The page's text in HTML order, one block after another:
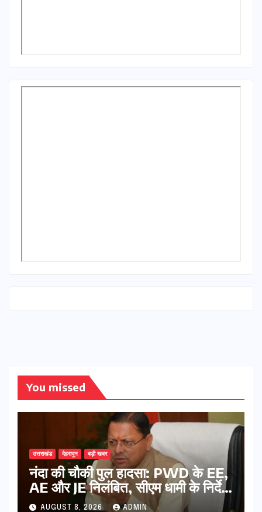
You missed
उत्तराखंड देहरादून बड़ी खबर
नंदा की चौकी पुल हादसा: PWD के EE,
AE और JE निलंबित, सीएम धामी के निर्देश
पर सख्त कार्रवाई
AUGUST 8, 2026 ADMIN